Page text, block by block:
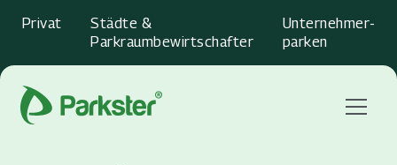
Privat
Städte &
Parkraumbewirtschafter
Unternehmer­
parken
Menu